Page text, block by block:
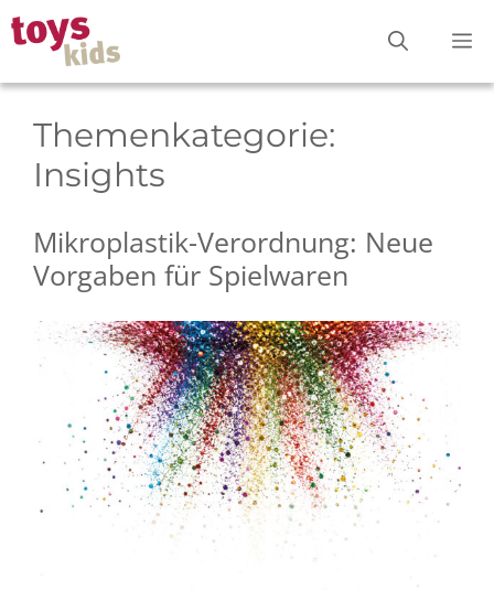
Zum
Inhalt
springen
Themenkategorie:
Insights
Mikroplastik-Verordnung: Neue
Vorgaben für Spielwaren